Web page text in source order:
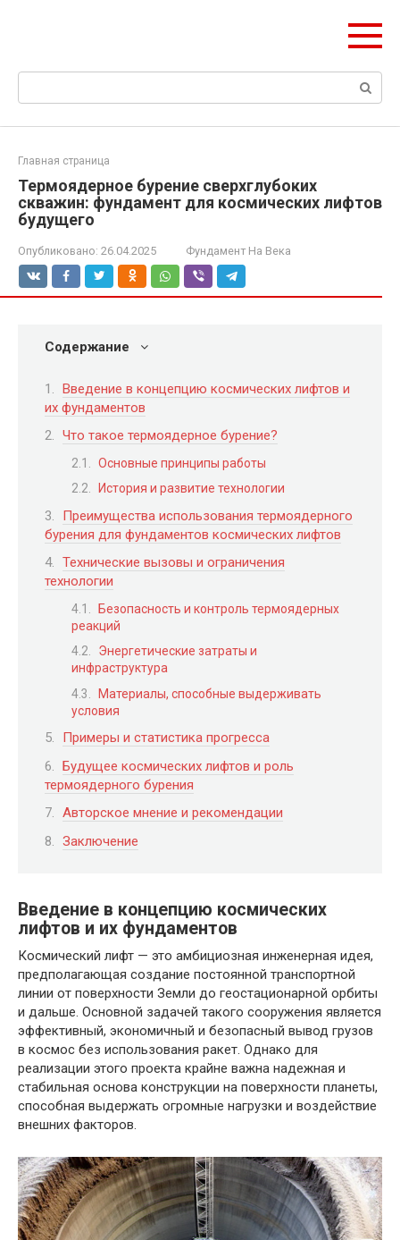
Поиск:
Главная страница
Термоядерное бурение сверхглубоких
скважин: фундамент для космических лифтов
будущего
Опубликовано: 26.04.2025 Фундамент На Века
Содержание
Введение в концепцию космических лифтов и
их фундаментов
Что такое термоядерное бурение?
Основные принципы работы
История и развитие технологии
Преимущества использования термоядерного
бурения для фундаментов космических лифтов
Технические вызовы и ограничения
технологии
Безопасность и контроль термоядерных
реакций
Энергетические затраты и
инфраструктура
Материалы, способные выдерживать
условия
Примеры и статистика прогресса
Будущее космических лифтов и роль
термоядерного бурения
Авторское мнение и рекомендации
Заключение
Введение в концепцию космических
лифтов и их фундаментов
Космический лифт — это амбициозная инженерная идея,
предполагающая создание постоянной транспортной
линии от поверхности Земли до геостационарной орбиты
и дальше. Основной задачей такого сооружения является
эффективный, экономичный и безопасный вывод грузов
в космос без использования ракет. Однако для
реализации этого проекта крайне важна надежная и
стабильная основа конструкции на поверхности планеты,
способная выдержать огромные нагрузки и воздействие
внешних факторов.